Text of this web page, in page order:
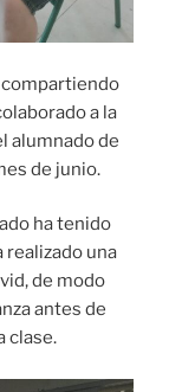
compartiendo
a la
alumnado de
de junio.
ha tenido
una
de modo
antes de
clase.